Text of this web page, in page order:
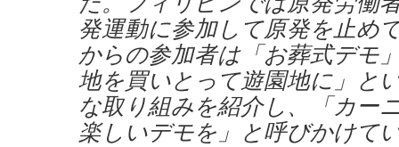
発運動に参加して原発を止め
からの参加者は「お葬式デモ
地を買いとって遊園地に」と
な取り組みを紹介し、「カー
楽しいデモを」と呼びかけて